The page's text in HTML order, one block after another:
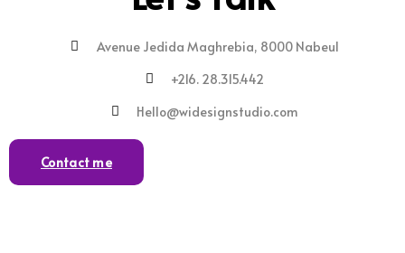
Avenue Jedida Maghrebia, 8000 Nabeul
+216. 28.315.442
Hello@widesignstudio.com
Contact me